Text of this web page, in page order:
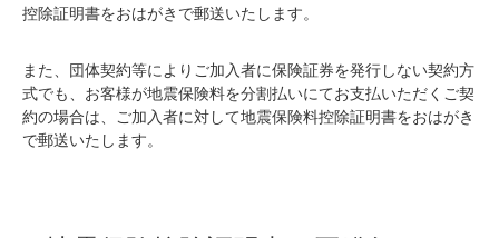
控除証明書をおはがきで郵送いたします。
また、団体契約等によりご加入者に保険証券を発行しない契約方
式でも、お客様が地震保険料を分割払いにてお支払いただくご契
約の場合は、ご加入者に対して地震保険料控除証明書をおはがき
で郵送いたします。